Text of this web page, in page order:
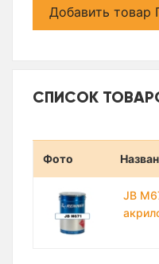
Добавить товар
СПИСОК
Фото
JB